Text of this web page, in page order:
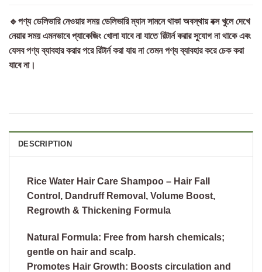
🔹পণ্য ডেলিভারি নেওয়ার সময় ডেলিভারি ম্যান সামনে থাকা অবস্থায় বক্স খুলে দেখে
নেয়ার সময় এমনভাবে প্যাকেজিং খোলা যাবে না যাতে রিটার্ন করার সুযোগ না থাকে এবং
যেসব পণ্য ব্যাবহার করার পরে রিটার্ন করা যায় না তেমন পণ্য ব্যাবহার করে চেক করা
যাবে না।
DESCRIPTION
Rice Water Hair Care Shampoo – Hair Fall
Control, Dandruff Removal, Volume Boost,
Regrowth & Thickening Formula
Natural Formula: Free from harsh chemicals;
gentle on hair and scalp.
Promotes Hair Growth: Boosts circulation and